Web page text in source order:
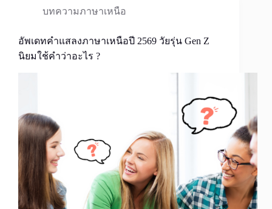
บทความภาษาเหนือ
อัพเดทคำแสลงภาษาเหนือปี 2569 วัยรุ่น Gen Z
นิยมใช้คำว่าอะไร ?